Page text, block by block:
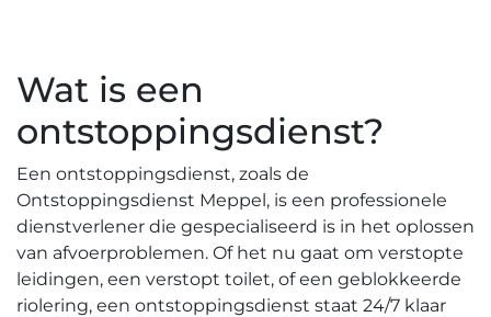
Wat is een
ontstoppingsdienst?​
Een ontstoppingsdienst, zoals de
Ontstoppingsdienst Meppel, is een professionele
dienstverlener die gespecialiseerd is in het oplossen
van afvoerproblemen.​ Of het nu gaat om verstopte
leidingen, een verstopt toilet, of een geblokkeerde
riolering, een ontstoppingsdienst staat 24/7 klaar